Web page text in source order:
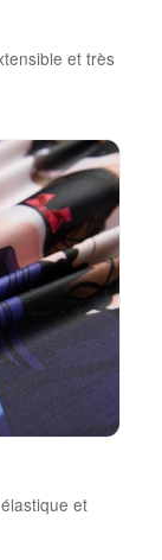
et très
et